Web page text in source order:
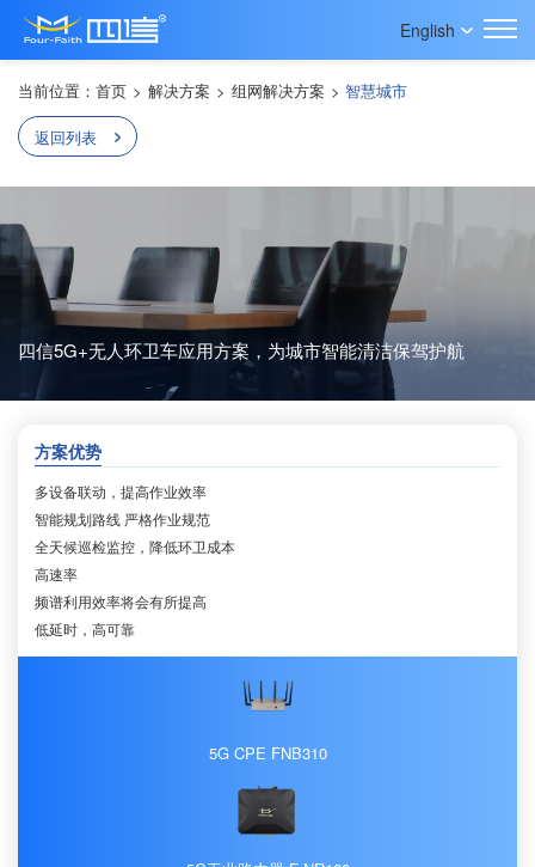
English
当前位置： 首页 > 解决方案 > 组网解决方案 > 智慧城市
返回列表
四信5G+无人环卫车应用方案，为城市智能清洁保驾护航
方案优势
多设备联动，提高作业效率
智能规划路线 严格作业规范
全天候巡检监控，降低环卫成本
高速率
频谱利用效率将会有所提高
低延时，高可靠
5G CPE FNB310